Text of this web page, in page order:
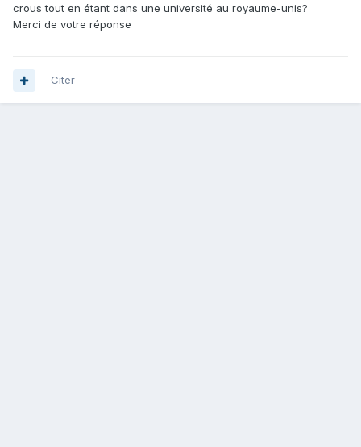
crous tout en étant dans une université au royaume-unis?
Merci de votre réponse
Citer